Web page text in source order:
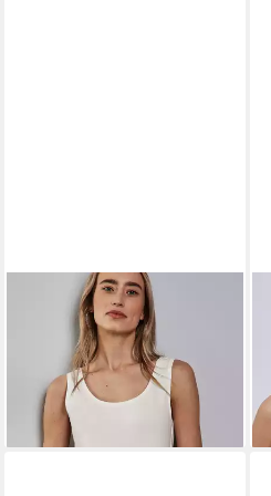
STREET ONETanktop Style
Anni Sommer-Top mit Stretch
ab 11,99 € UVP 15,99 €
-25%
+3